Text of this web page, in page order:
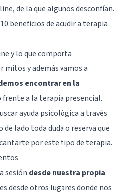
de la que algunos desconfían.
beneficios de acudir a terapia
y lo que comporta
mitos y además vamos a
encontrar en la
frente a la terapia presencial.
ayuda psicológica a través
lado toda duda o reserva que
por este tipo de terapia.
sesión desde nuestra propia
desde otros lugares donde nos